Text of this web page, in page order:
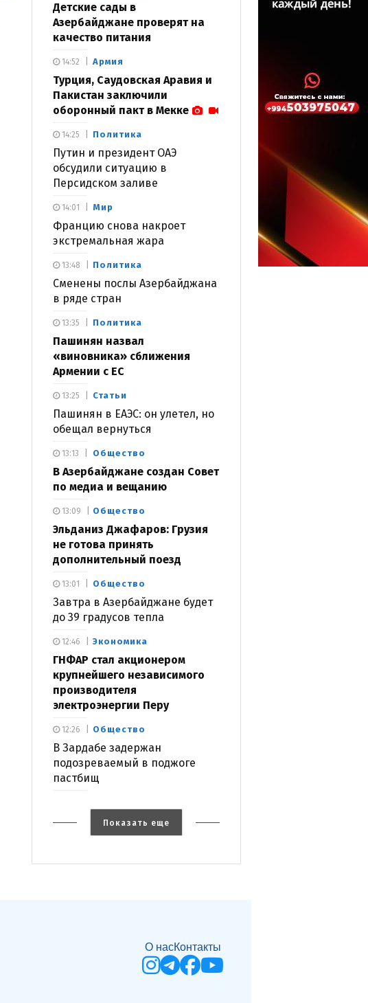
Детские сады в
Азербайджане проверят на
качество питания
Армия
Турция, Саудовская Аравия и
Пакистан заключили
оборонный пакт в Мекке
14:52
Политика
Путин и президент ОАЭ
обсудили ситуацию в
Персидском заливе
14:25
Мир
Францию снова накроет
экстремальная жара
14:01
Политика
Сменены послы Азербайджана
в ряде стран
13:48
Политика
Пашинян назвал
«виновника» сближения
Армении с ЕС
13:35
Статьи
Пашинян в ЕАЭС: он улетел, но
обещал вернуться
13:25
Общество
В Азербайджане создан Совет
по медиа и вещанию
13:13
Общество
Эльданиз Джафаров: Грузия
не готова принять
дополнительный поезд
13:09
Общество
Завтра в Азербайджане будет
до 39 градусов тепла
13:01
Экономика
ГНФАР стал акционером
крупнейшего независимого
производителя
электроэнергии Перу
12:46
Общество
В Зардабе задержан
подозреваемый в поджоге
пастбищ
12:26
Показать еще
О насКонтакты